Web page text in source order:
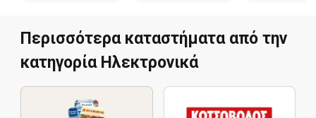
Περισσότερα καταστήματα από την
κατηγορία Hλεκτρονικά